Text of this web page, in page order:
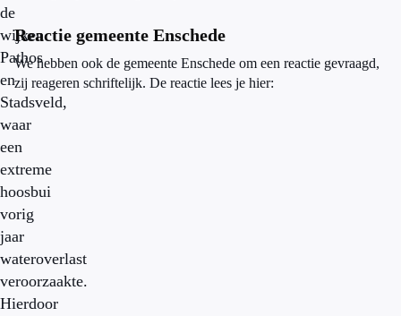
de
wijken
Pathos
en
Stadsveld,
waar
een
extreme
hoosbui
vorig
jaar
wateroverlast
veroorzaakte.
Hierdoor
Reactie gemeente Enschede
We hebben ook de gemeente Enschede om een reactie gevraagd,
zij reageren schriftelijk. De reactie lees je hier: